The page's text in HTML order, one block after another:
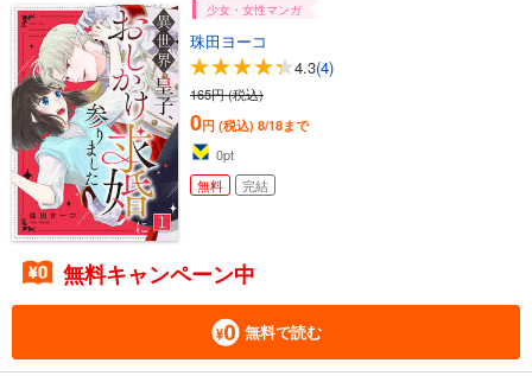
少女・女性マンガ
珠田ヨーコ
4.3(4)
165円 (税込)
0円 (税込) 8/18まで
0pt
無料
完結
無料キャンペーン中
無料で読む